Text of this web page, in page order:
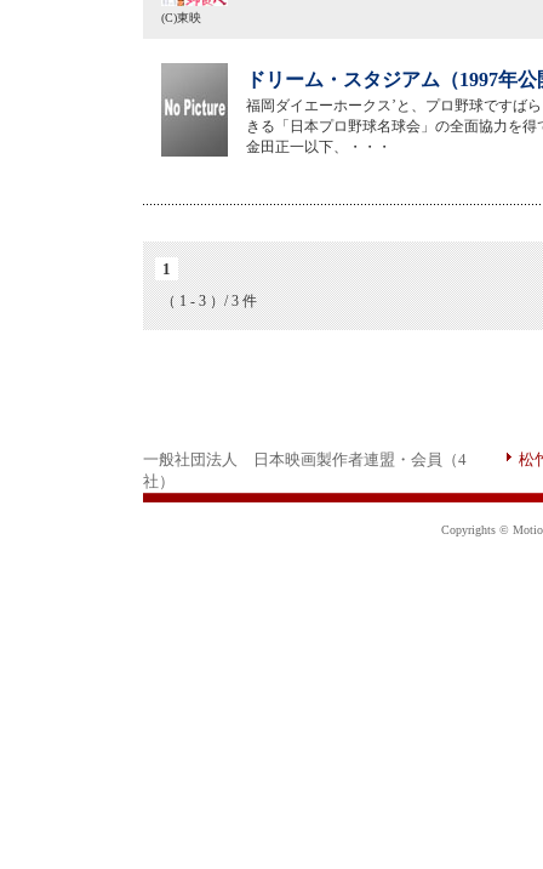
(C)東映
ドリーム・スタジアム（1997年公
福岡ダイエーホークス’と、プロ野球ですば
きる「日本プロ野球名球会」の全面協力を
金田正一以下、・・・
1
（ 1 - 3 ）/ 3 件
一般社団法人 日本映画製作者連盟・会員（4
社）
松
Copyrights ©